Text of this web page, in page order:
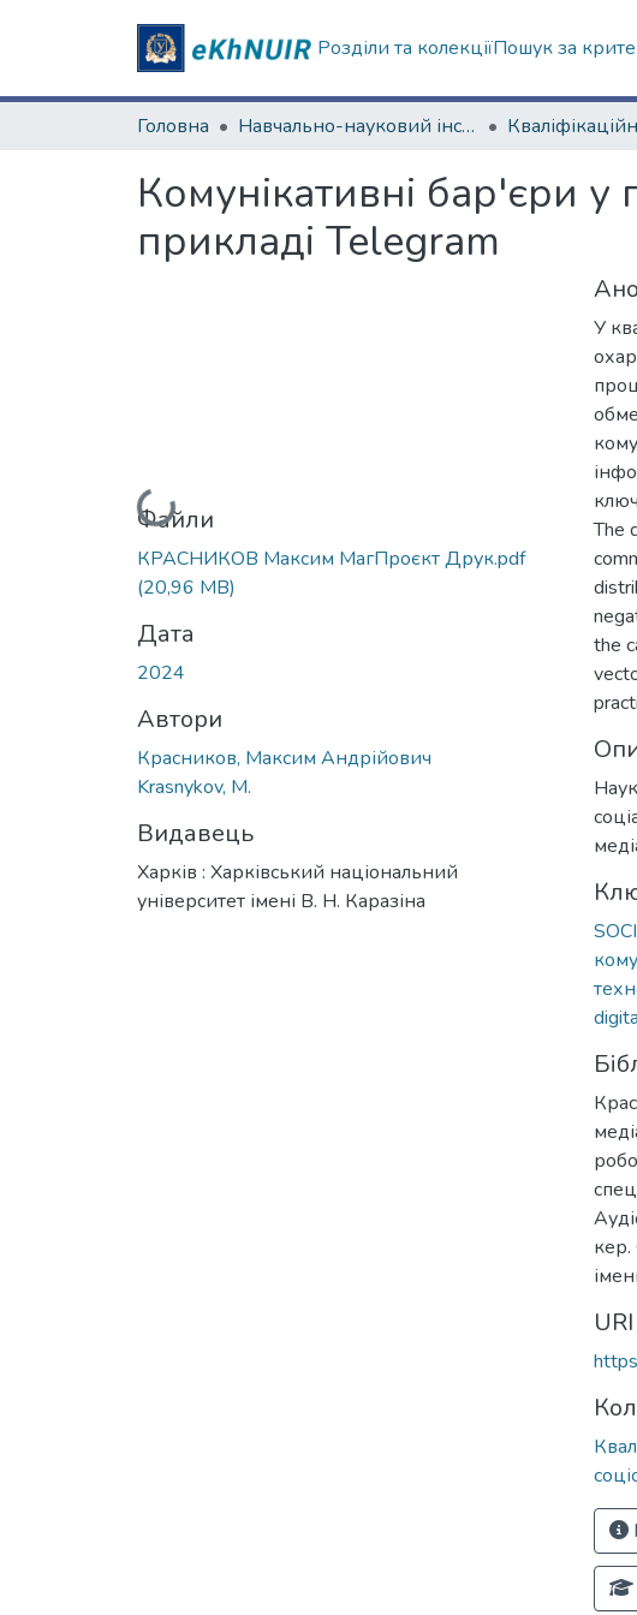
Розділи та колекціїПошук за
Головна Навчально-науковий інститут соціології та медіакомунікацій
Комунікативні бар'єри
прикладі Telegram
Вантажиться...
Файли
КРАСНИКОВ Максим МагПроєкт Друк.pdf
(20,96 MB)
Дата
2024
Автори
Красников, Максим Андрійович
Krasnykov, M.
Видавець
Харків : Харківський національний
університет імені В. Н. Каразіна
У
The
the
кер.
URI